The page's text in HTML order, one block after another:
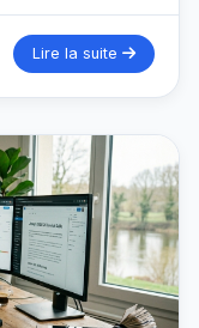
Lire la suite